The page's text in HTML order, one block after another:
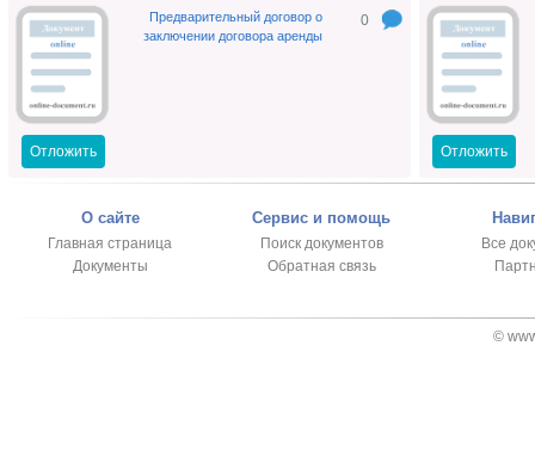
0
Предварительный договор о
заключении договора аренды
Отложить Отложить
О сайте
Главная страница
Документы
Сервис и помощь
Поиск документов
Обратная связь
Все
©